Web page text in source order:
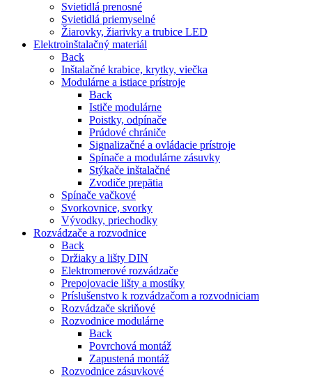
Svietidlá prenosné
Svietidlá priemyselné
Žiarovky, žiarivky a trubice LED
Elektroinštalačný materiál
Back
Inštalačné krabice, krytky, viečka
Modulárne a istiace prístroje
Back
Ističe modulárne
Poistky, odpínače
Prúdové chrániče
Signalizačné a ovládacie prístroje
Spínače a modulárne zásuvky
Stýkače inštalačné
Zvodiče prepätia
Spínače vačkové
Svorkovnice, svorky
Vývodky, priechodky
Rozvádzače a rozvodnice
Back
Držiaky a lišty DIN
Elektromerové rozvádzače
Prepojovacie lišty a mostíky
Príslušenstvo k rozvádzačom a rozvodniciam
Rozvádzače skriňové
Rozvodnice modulárne
Back
Povrchová montáž
Zapustená montáž
Rozvodnice zásuvkové